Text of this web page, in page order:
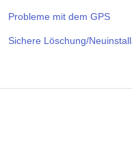
Probleme mit dem GPS
Sichere Löschung/